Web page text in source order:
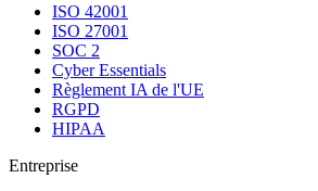
ISO 42001
ISO 27001
SOC 2
Cyber Essentials
Règlement IA de l'UE
RGPD
HIPAA
Entreprise